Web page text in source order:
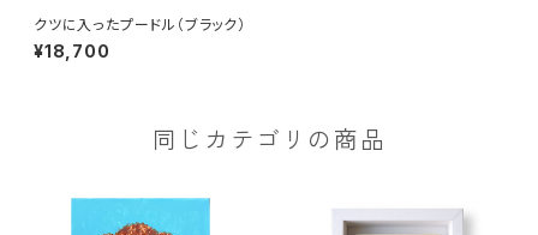
クツに入ったプードル（ブラック）
¥18,700
同じカテゴリの商品